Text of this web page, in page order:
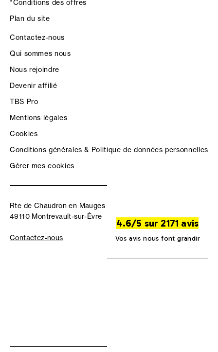
*Conditions des offres
Plan du site
Contactez-nous
Qui sommes nous
Nous rejoindre
Devenir affilié
TBS Pro
Mentions légales
Cookies
Conditions générales & Politique de données personnelles
Gérer mes cookies
Rte de Chaudron en Mauges
49110 Montrevault-sur-Èvre
Contactez-nous
4.6/5 sur 2171 avis
Vos avis nous font grandir